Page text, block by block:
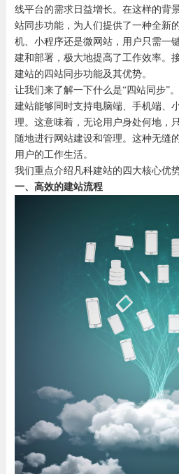
线平台的需求日益增长。在这样的背
站同步功能，为人们提供了一种全新
机、小程序还是微网站，用户只需一
建和部署，极大地提高了工作效率。
建站的四站同步功能及其优势。
让我们来了解一下什么是“四站同步”
建站能够同时支持电脑端、手机端、
理。这意味着，无论用户身处何地，
随地进行网站建设和管理。这种无缝
用户的工作生活。
我们重点介绍凡科建站的四大核心优势
一、高效的建站流程